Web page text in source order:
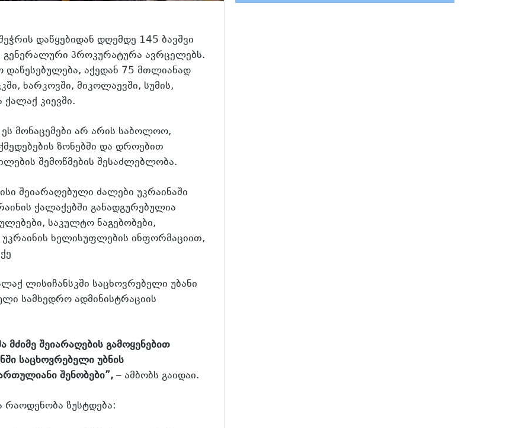
დაწყებიდან დღემდე 145 ბავშვი
გენერალური პროკურატურა ავრცელებს.
დაწესებულება, აქედან 75 მთლიანად
ხარკოვში, მიკოლაევში, სუმის,
ქალაქ კიევში.
მონაცემები არ არის საბოლოო,
ზონებში და დროებით
შემოწმების შესაძლებლობა.
შეიარაღებული ძალები უკრაინაში
ქალაქებში განადგურებულია
საკულტო ნაგებობები,
ხელისუფლების ინფორმაციით,
ლისიჩანსკში საცხოვრებელი უბანი
სამხედრო ადმინისტრაციის
შეიარაღების გამოყენებით
საცხოვრებელი უბნის
შენობები”,– ამბობს გაიდაი.
ზუსტდება: